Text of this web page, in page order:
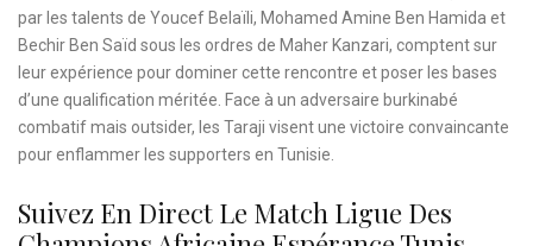
par les talents de Youcef Belaïli, Mohamed Amine Ben Hamida et
Bechir Ben Saïd sous les ordres de Maher Kanzari, comptent sur
leur expérience pour dominer cette rencontre et poser les bases
d’une qualification méritée. Face à un adversaire burkinabé
combatif mais outsider, les Taraji visent une victoire convaincante
pour enflammer les supporters en Tunisie.
Suivez En Direct Le Match Ligue Des